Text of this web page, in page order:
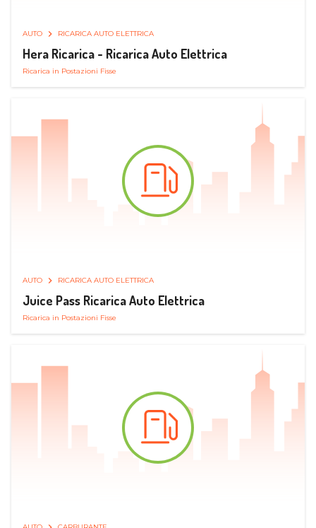
AUTO RICARICA AUTO ELETTRICA
Hera Ricarica - Ricarica Auto Elettrica
Ricarica in Postazioni Fisse
AUTO RICARICA AUTO ELETTRICA
Juice Pass Ricarica Auto Elettrica
Ricarica in Postazioni Fisse